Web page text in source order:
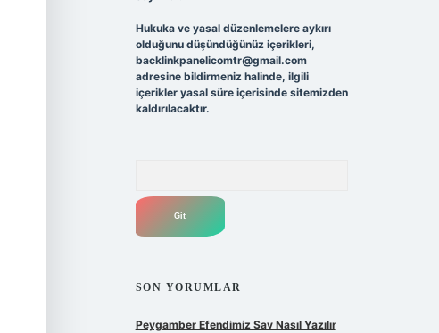
Hukuka ve yasal düzenlemelere aykırı
olduğunu düşündüğünüz içerikleri,
backlinkpanelicomtr@gmail.com
adresine bildirmeniz halinde, ilgili
içerikler yasal süre içerisinde sitemizden
kaldırılacaktır.
SON YORUMLAR
Peygamber Efendimiz Sav Nasıl Yazılır